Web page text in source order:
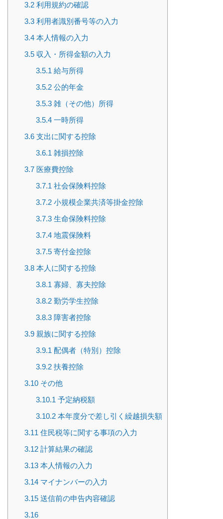
3.2利用規約の確認
3.3利用者識別番号等の入力
3.4本人情報の入力
3.5収入・所得金額の入力
3.5.1 給与所得
3.5.2公的年金
3.5.3雑（その他）所得
3.5.4一時所得
3.6支出に関する控除
3.6.1 雑損控除
3.7医療費控除
3.7.1 社会保険料控除
3.7.2小規模企業共済等掛金控除
3.7.3生命保険料控除
3.7.4地震保険料
3.7.5寄付金控除
3.8本人に関する控除
3.8.1 寡婦、寡夫控除
3.8.2勤労学生控除
3.8.3障害者控除
3.9親族に関する控除
3.9.1 配偶者（特別）控除
3.9.2扶養控除
3.10その他
3.10.1 予定納税額
3.10.2本年度分で差し引く繰越損失額
3.11 住民税等に関する事項の入力
3.12計算結果の確認
3.13本人情報の入力
3.14マイナンバーの入力
3.15送信前の申告内容確認
3.16